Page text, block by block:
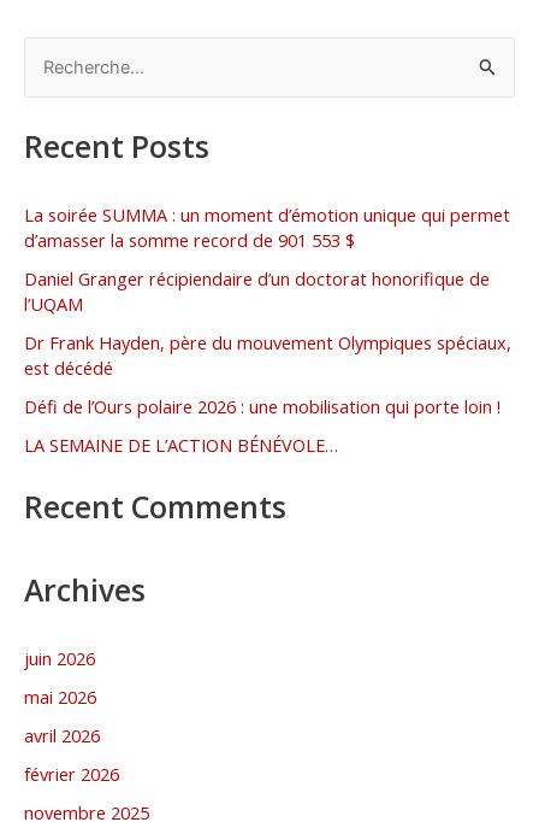
e
c
e
r
c
h
e
:
Recent Posts
La soirée SUMMA : un moment d’émotion unique qui permet
d’amasser la somme record de 901 553 $
Daniel Granger récipiendaire d’un doctorat honorifique de
l’UQAM
Dr Frank Hayden, père du mouvement Olympiques spéciaux,
est décédé
Défi de l’Ours polaire 2026 : une mobilisation qui porte loin !
LA SEMAINE DE L’ACTION BÉNÉVOLE…
Recent Comments
Archives
juin 2026
mai 2026
avril 2026
février 2026
novembre 2025